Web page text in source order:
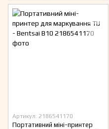
Артикул: 2186541170
Портативний міні-принтер